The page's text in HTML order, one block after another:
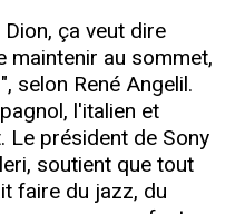
ça veut dire
maintenir au sommet,
selon René Angelil.
l'italien et
Le président de Sony
soutient que tout
faire du jazz, du